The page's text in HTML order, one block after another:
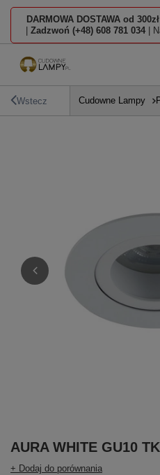
DARMOWA DOSTAWA od 300zł
Zadzwoń (+48) 608 781 034 |
Wstecz Cudowne Lampy
AURA WHITE GU10
+ Dodaj do porównania